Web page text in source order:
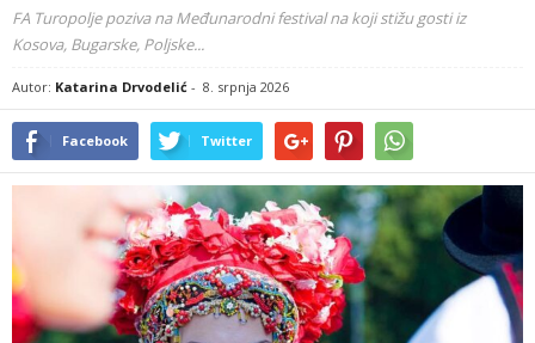
FA Turopolje poziva na Međunarodni festival na koji stižu gosti iz
Kosova, Bugarske, Poljske...
Autor: Katarina Drvodelić - 8. srpnja 2026
Facebook Twitter